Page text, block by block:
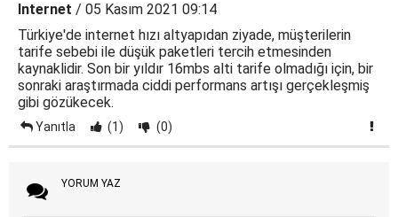
Internet / 05 Kasım 2021 09:14
Türkiye'de internet hızı altyapıdan ziyade, müşterilerin
tarife sebebi ile düşük paketleri tercih etmesinden
kaynaklidir. Son bir yıldır 16mbs alti tarife olmadığı için, bir
sonraki araştırmada ciddi performans artışı gerçekleşmiş
gibi gözükecek.
Yanıtla (1) (0)
YORUM YAZ